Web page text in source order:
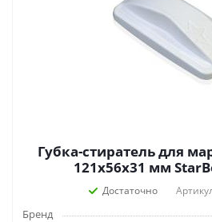
Губка-стиратель для
121x56x31 мм
Достаточно
Бренд